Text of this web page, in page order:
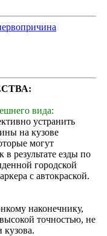
вида:
устранить
на кузове
могут
в результате езды по
городской
с автокраской.
наконечнику,
точностью, не
кузова.